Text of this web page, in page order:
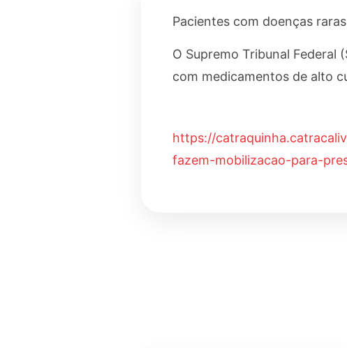
Pacientes com doenças
O Supremo Tribunal Federal
com medicamentos de alto
https://
fazem-mobilizacao-para-